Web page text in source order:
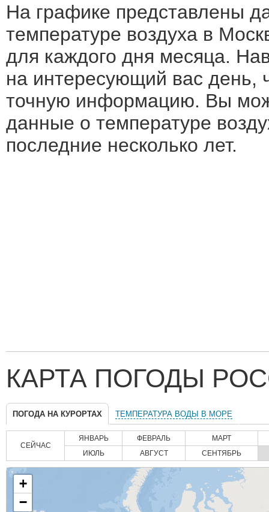
На графике представлены
температуре воздуха в
для каждого дня месяца.
на интересующий вас день,
точную информацию. Вы
данные о температуре
последние несколько лет.
КАРТА ПОГОДЫ
ПОГОДА НА КУРОРТАХ ТЕМПЕРАТУРА ВОДЫ В МОРЕ
СЕЙЧАС
ЯНВАРЬ ФЕВРАЛЬ
МАРТ
ИЮЛЬ
АВГУСТ СЕНТЯБРЬ